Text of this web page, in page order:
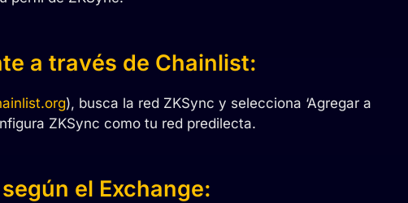
a través de Chainlist:
), busca la red ZKSync y selecciona ‘Agregar a
ZKSync como tu red predilecta.
el Exchange: